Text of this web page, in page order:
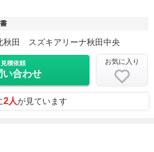
秋田 スズキアリーナ秋田中央
積依頼
い合わせ
お気に入り
2人が見ています